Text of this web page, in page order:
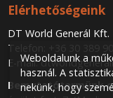
Elérhetőségeink
DT World Generál Kft.
Telefon:
E-mail:
Bemutatótermünk
Weboldalunk a
használ. A
nekünk, hogy